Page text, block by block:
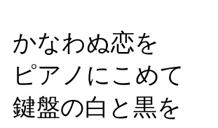
かなわぬ恋を
ピアノにこめて
鍵盤の白と黒を